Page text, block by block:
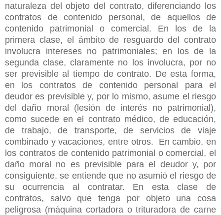
naturaleza del objeto del contrato, diferenciando los
contratos de contenido personal, de aquellos de
contenido patrimonial o comercial. En los de la
primera clase, el ámbito de resguardo del contrato
involucra intereses no patrimoniales; en los de la
segunda clase, claramente no los involucra, por no
ser previsible al tiempo de contrato. De esta forma,
en los contratos de contenido personal para el
deudor es previsible y, por lo mismo, asume el riesgo
del daño moral (lesión de interés no patrimonial),
como sucede en el contrato médico, de educación,
de trabajo, de transporte, de servicios de viaje
combinado y vacaciones, entre otros. En cambio, en
los contratos de contenido patrimonial o comercial, el
daño moral no es previsible para el deudor y, por
consiguiente, se entiende que no asumió el riesgo de
su ocurrencia al contratar. En esta clase de
contratos, salvo que tenga por objeto una cosa
peligrosa (máquina cortadora o trituradora de carne